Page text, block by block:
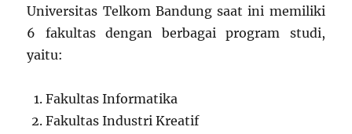
Universitas Telkom Bandung saat ini memiliki
6 fakultas dengan berbagai program studi,
yaitu:
Fakultas Informatika
Fakultas Industri Kreatif